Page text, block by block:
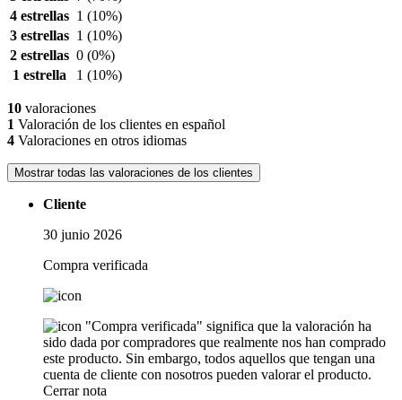
4 estrellas 1 (10%)
3 estrellas 1 (10%)
2 estrellas 0 (0%)
1 estrella
1 (10%)
10 valoraciones
1 Valoración de los clientes en español
4 Valoraciones en otros idiomas
Mostrar todas las valoraciones de los clientes
Cliente
30 junio 2026
Compra verificada
"Compra verificada" significa que la valoración ha
sido dada por compradores que realmente nos han comprado
este producto. Sin embargo, todos aquellos que tengan una
cuenta de cliente con nosotros pueden valorar el producto.
Cerrar nota